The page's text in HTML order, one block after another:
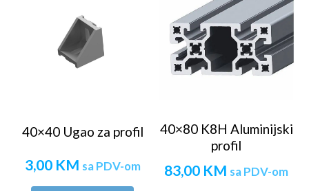
40×40 Ugao za profil
3,00 KM sa PDV-om
40×80 K8H Aluminijski
profil
83,00 KM sa PDV-om